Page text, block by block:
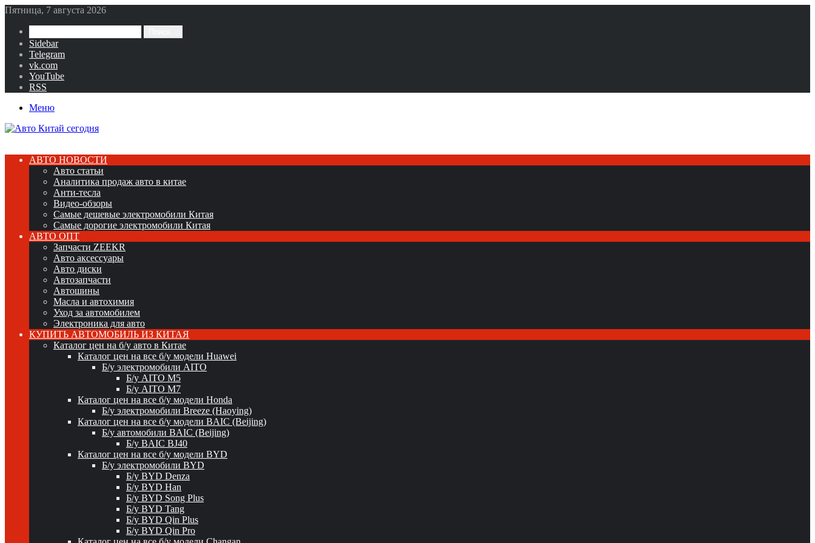
Пятница, 7 августа 2026
Sidebar
Telegram
vk.com
YouTube
RSS
Меню
АВТО НОВОСТИ
Авто статьи
Аналитика продаж авто в китае
Анти-тесла
Видео-обзоры
Самые дешевые электромобили Китая
Самые дорогие электромобили Китая
АВТО ОПТ
Запчасти ZEEKR
Авто аксессуары
Авто диски
Автозапчасти
Автошины
Масла и автохимия
Уход за автомобилем
Электроника для авто
КУПИТЬ АВТОМОБИЛЬ ИЗ КИТАЯ
Каталог цен на б/у авто в Китае
Каталог цен на все б/у модели Huawei
Б/у электромобили AITO
Б/у AITO M5
Б/у AITO M7
Каталог цен на все б/у модели Honda
Б/у электромобили Breeze (Haoying)
Каталог цен на все б/у модели BAIC (Beijing)
Б/у автомобили BAIC (Beijing)
Б/у BAIC BJ40
Каталог цен на все б/у модели BYD
Б/у электромобили BYD
Б/у BYD Denza
Б/у BYD Han
Б/у BYD Song Plus
Б/у BYD Tang
Б/у BYD Qin Plus
Б/у BYD Qin Pro